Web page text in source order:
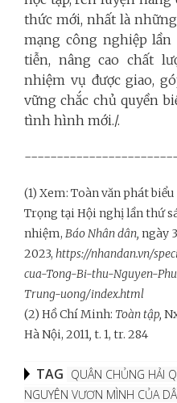
thức mới, nhất là
mạng công nghiệp
tiễn, nâng cao chất
nhiệm vụ được giao,
vững chắc chủ quyền
tình hình mới./.
(1) Xem: Toàn văn phát
Trọng tại Hội nghị lần thứ
nhiệm, Báo Nhân dân, ngày
2023, https://nhandan.vn/
cua-Tong-Bi-thu-Nguyen-
Trung-uong/index.html
(2) Hồ Chí Minh: Toàn tập,
Hà Nội, 2011, t. 1, tr. 284
TAG QUÂN CHỦNG HẢI
NGUYÊN VƯƠN MÌNH CỦA